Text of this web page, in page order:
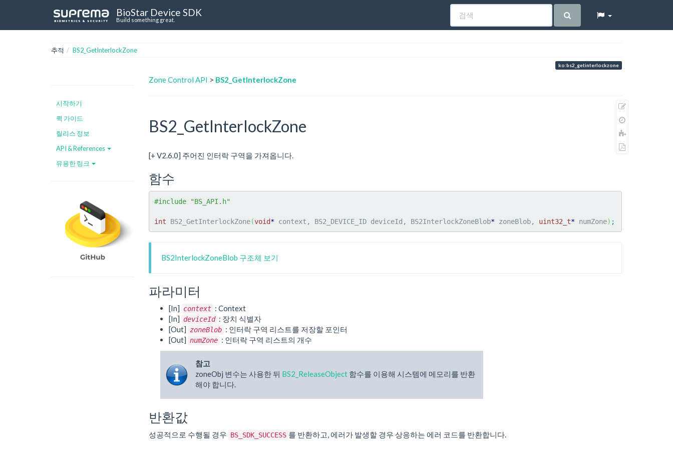
BioStar Device SDK
Build something great.
추적 BS2_GetInterlockZone
ko:bs2_getinterlockzone
시작하기
퀵 가이드
릴리스 정보
API & References
유용한 링크
Zone Control API > BS2_GetInterlockZone
BS2_GetInterlockZone
[+ V2.6.0] 주어진 인터락 구역을 가져옵니다.
함수
#include "BS_API.h"
int BS2_GetInterlockZone(void* context, BS2_DEVICE_ID deviceId, BS2InterlockZoneBlob* zoneBlob, uint32_t* numZone) ;
BS2InterlockZoneBlob 구조체 보기
파라미터
[In] context : Context
[In] deviceId : 장치 식별자
[Out] zoneBlob : 인터락 구역 리스트를 저장할 포인터
[Out] numZone : 인터락 구역 리스트의 개수
참고
zoneObj 변수는 사용한 뒤 BS2_ReleaseObject함수를 이용해 시스템에 메모리를 반환
해야 합니다.
반환값
성공적으로 수행될 경우 BS_SDK_SUCCESS 를 반환하고, 에러가 발생할 경우 상응하는 에러 코드를 반환합니다.